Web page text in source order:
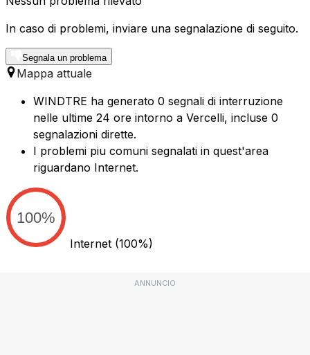
In caso di problemi, inviare una segnalazione di seguito.
Segnala un problema
Mappa attuale
WINDTRE ha generato 0 segnali di interruzione
nelle ultime 24 ore intorno a Vercelli, incluse 0
segnalazioni dirette.
I problemi piu comuni segnalati in quest'area
riguardano Internet.
100%
Internet (100%)
ANNUNCIO